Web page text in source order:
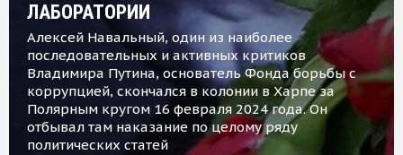
ЛАБОРАТОРИИ
Алексей Навальный, один из наиболее
последовательных и активных критиков
Владимира Путина, основатель Фонда борьбы с
коррупцией, скончался в колонии в Харпе за
Полярным кругом 16 февраля 2024 года. Он
отбывал там наказание по целому ряду
политических статей